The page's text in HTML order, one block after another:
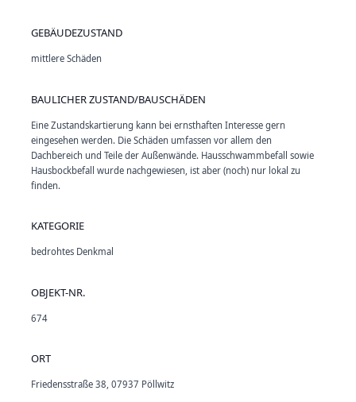
GEBÄUDEZUSTAND
mittlere Schäden
BAULICHER ZUSTAND/BAUSCHÄDEN
Eine Zustandskartierung kann bei ernsthaften Interesse gern
eingesehen werden. Die Schäden umfassen vor allem den
Dachbereich und Teile der Außenwände. Hausschwammbefall sowie
Hausbockbefall wurde nachgewiesen, ist aber (noch) nur lokal zu
finden.
KATEGORIE
bedrohtes Denkmal
OBJEKT-NR.
674
ORT
Friedensstraße 38, 07937 Pöllwitz